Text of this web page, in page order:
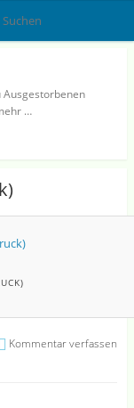
Ausgestorbenen
…
Kommentar verfassen